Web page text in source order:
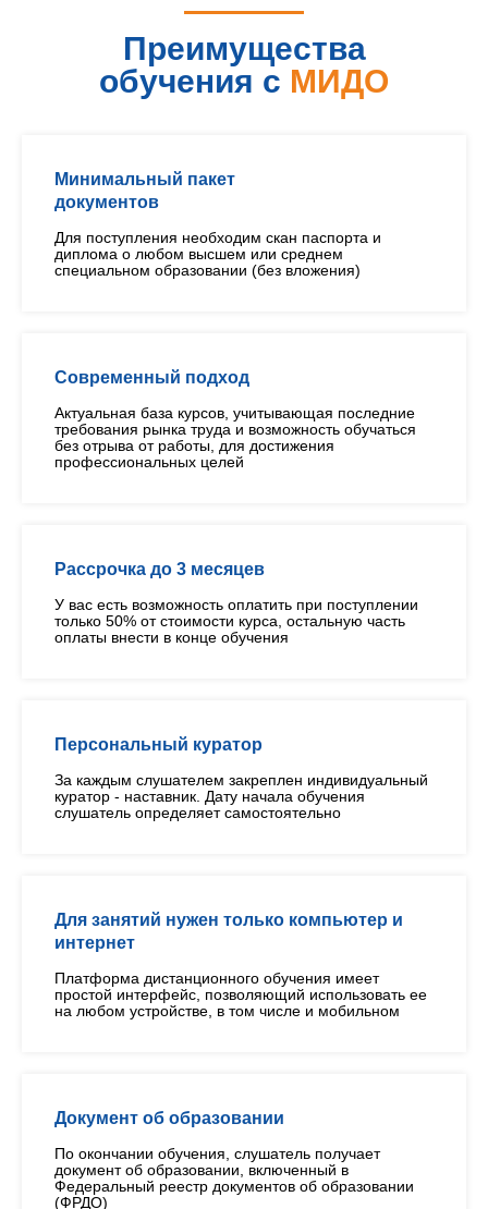
Преимущества
обучения с МИДО
Минимальный пакет
документов
Для поступления необходим скан паспорта и
диплома о любом высшем или среднем
специальном образовании (без вложения)
Современный подход
Актуальная база курсов, учитывающая последние
требования рынка труда и возможность обучаться
без отрыва от работы, для достижения
профессиональных целей
Рассрочка до 3 месяцев
У вас есть возможность оплатить при поступлении
только 50% от стоимости курса, остальную часть
оплаты внести в конце обучения
Персональный куратор
За каждым слушателем закреплен индивидуальный
куратор - наставник. Дату начала обучения
слушатель определяет самостоятельно
Для занятий нужен только компьютер и
интернет
Платформа дистанционного обучения имеет
простой интерфейс, позволяющий использовать ее
на любом устройстве, в том числе и мобильном
Документ об образовании
По окончании обучения, слушатель получает
документ об образовании, включенный в
Федеральный реестр документов об образовании
(ФРДО)